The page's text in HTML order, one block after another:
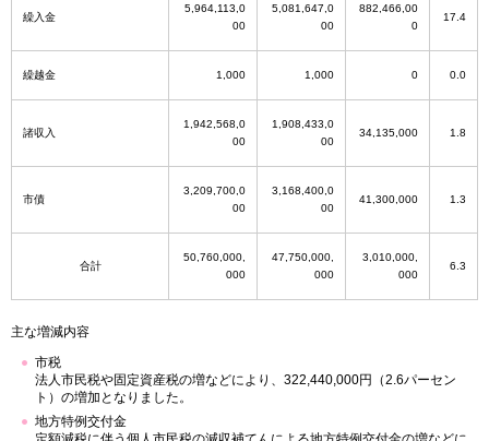
繰入金
5,964,113,0
00
5,081,647,0
00
882,466,00
0
17.4
繰越金 1,000 1,000 0 0.0
諸収入
1,942,568,0
00
1,908,433,0
00
34,135,000 1.8
市債
3,209,700,0
00
3,168,400,0
00
41,300,000 1.3
合計
50,760,000,
000
47,750,000,
000
3,010,000,
000
6.3
主な増減内容
市税
法人市民税や固定資産税の増などにより、322,440,000円（2.6パーセン
ト）の増加となりました。
地方特例交付金